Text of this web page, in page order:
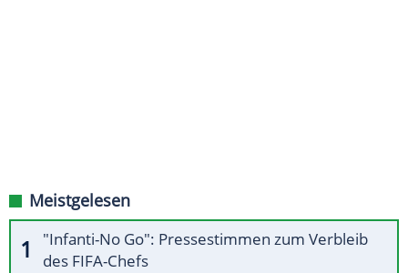
Meistgelesen
"Infanti-No Go": Pressestimmen zum Verbleib
des FIFA-Chefs